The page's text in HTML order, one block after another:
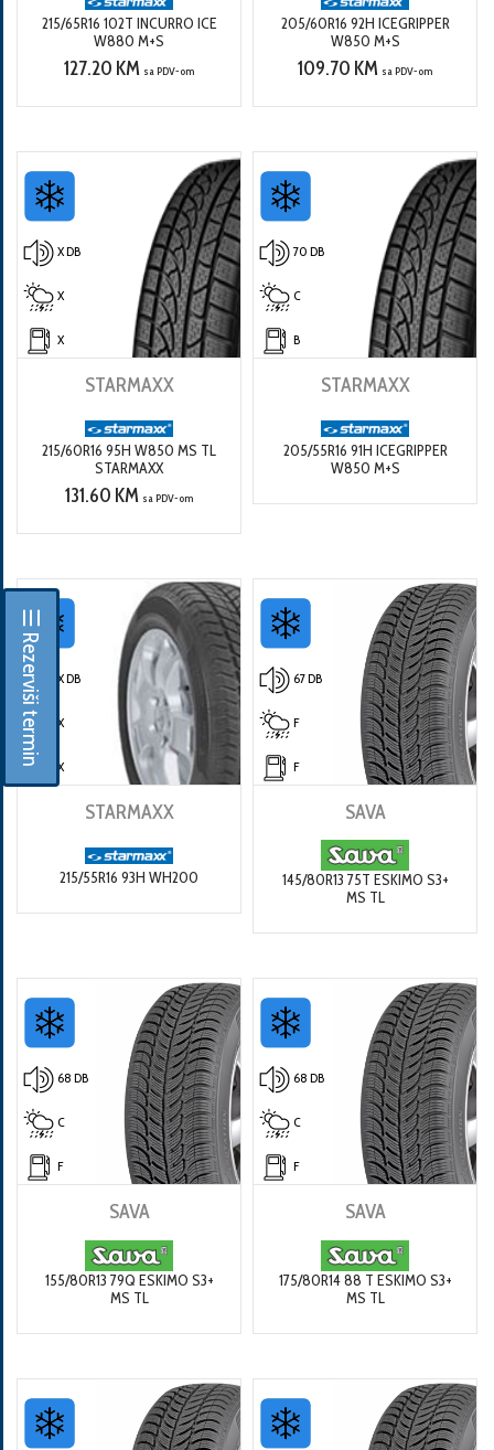
☰ Rezerviši termin
215/65R16 102T INCURRO ICE
W880 M+S
127.20 KM sa PDV-om
205/60R16 92H ICEGRIPPER
W850 M+S
109.70 KM sa PDV-om
X DB
X
X
STARMAXX
215/60R16 95H W850 MS TL
STARMAXX
131.60 KM sa PDV-om
70 DB
C
B
STARMAXX
205/55R16 91H ICEGRIPPER
W850 M+S
X DB
X
X
STARMAXX
215/55R16 93H WH200
67 DB
F
F
SAVA
145/80R13 75T ESKIMO S3+
MS TL
68 DB
C
F
SAVA
155/80R13 79Q ESKIMO S3+
MS TL
68 DB
C
F
SAVA
175/80R14 88 T ESKIMO S3+
MS TL